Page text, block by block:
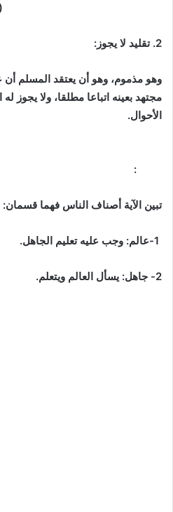
(43)
2. تقليد لا يجوز:
وهو مذموم، وهو أن يعتقد المسلم أن
مجتهد بعينه اتباعا مطلقا، ولا يجوز
الأحوال.
:
تبين الآية أصناف الناس فهما قسمان:
2- جاهل: يسأل العالم ويتعلم.